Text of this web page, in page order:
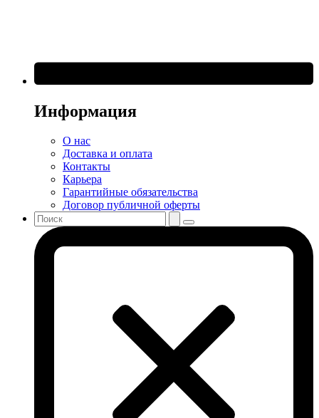
Информация
О нас
Доставка и оплата
Контакты
Карьера
Гарантийные обязательства
Договор публичной оферты